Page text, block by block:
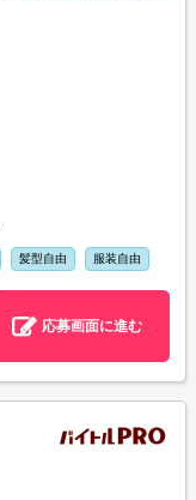
髪型自由 服装自由
応募画面に進む